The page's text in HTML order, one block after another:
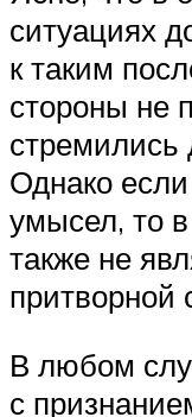
ситуациях
к таким
стороны не
стремились
Однако
умысел, то
также не
притворной
В любом
с